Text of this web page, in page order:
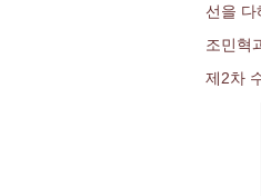
선을 다
조민혁
제2차